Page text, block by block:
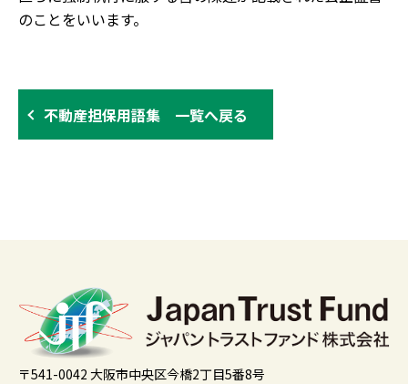
のことをいいます。
不動産担保用語集 一覧へ戻る
〒541-0042 大阪市中央区今橋2丁目5番8号